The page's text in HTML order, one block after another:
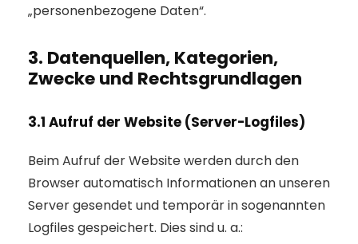
„personenbezogene Daten“.
3. Datenquellen, Kategorien,
Zwecke und Rechtsgrundlagen
3.1 Aufruf der Website (Server-Logfiles)
Beim Aufruf der Website werden durch den
Browser automatisch Informationen an unseren
Server gesendet und temporär in sogenannten
Logfiles gespeichert. Dies sind u. a.: